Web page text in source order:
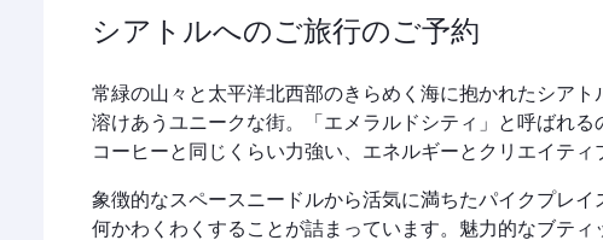
シアトルへのご旅行のご予約
常緑の山々と太平洋北西部のきらめく海に抱かれたシア
溶けあうユニークな街。「エメラルドシティ」と呼ばれ
コーヒーと同じくらい力強い、エネルギーとクリエイティ
象徴的なスペースニードルから活気に満ちたパイクプレ
何かわくわくすることが詰まっています。魅力的なブテ